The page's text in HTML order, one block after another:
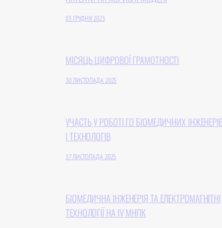
03 ГРУДНЯ 2025
МІСЯЦЬ ЦИФРОВОЇ ГРАМОТНОСТІ
30 ЛИСТОПАДА 2025
УЧАСТЬ У РОБОТІ ГО БІОМЕДИЧНИХ ІНЖЕНЕРІВ
І ТЕХНОЛОГІВ
17 ЛИСТОПАДА 2025
БІОМЕДИЧНА ІНЖЕНЕРІЯ ТА ЕЛЕКТРОМАГНІТНІ
ТЕХНОЛОГІЇ НА IV МНПК